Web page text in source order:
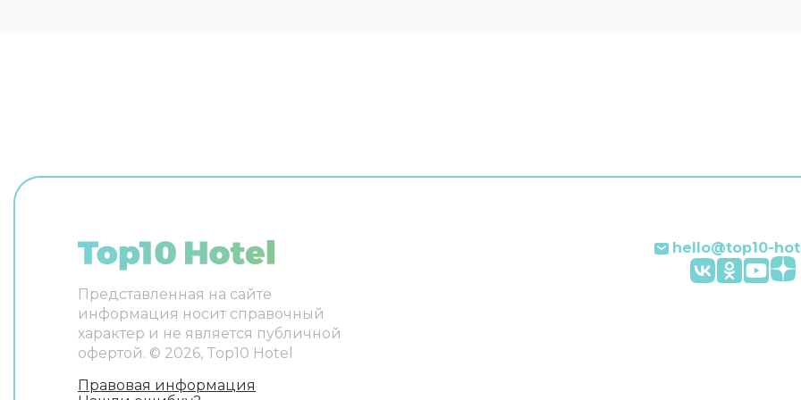
Представленная на сайте
информация носит справочный
характер и не является публичной
офертой. © 2026, Top10 Hotel
Правовая информация
hello@top10-